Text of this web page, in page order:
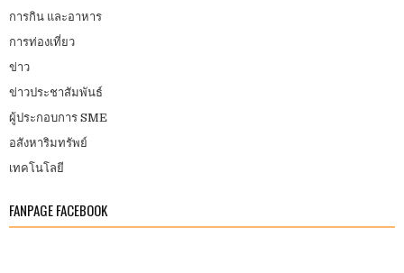
การกิน และอาหาร
การท่องเที่ยว
ข่าว
ข่าวประชาสัมพันธ์
ผู้ประกอบการ SME
อสังหาริมทรัพย์
เทคโนโลยี
FANPAGE FACEBOOK